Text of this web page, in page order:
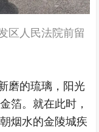
区人民法院前留
磨的琉璃，阳光
箔。就在此时，
烟水的金陵城疾